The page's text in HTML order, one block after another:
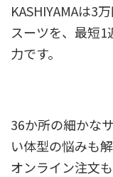
KASHIYAMAは3
スーツを、最短
力です。
36か所の細かな
い体型の悩みも
オンライン注文